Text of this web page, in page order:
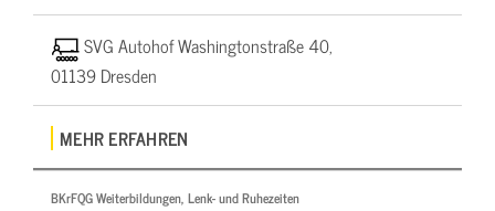
SVG Autohof Washingtonstraße 40,
01139 Dresden
MEHR ERFAHREN
BKrFQG Weiterbildungen, Lenk- und Ruhezeiten